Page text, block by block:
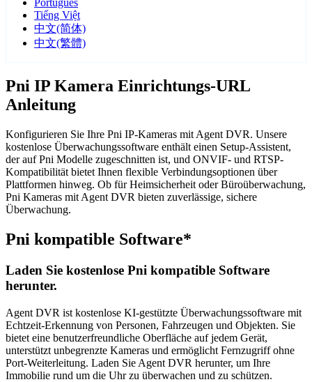
Português
Tiếng Việt
中文(简体)
中文(繁體)
Pni IP Kamera Einrichtungs-URL
Anleitung
Konfigurieren Sie Ihre Pni IP-Kameras mit Agent DVR. Unsere
kostenlose Überwachungssoftware enthält einen Setup-Assistent,
der auf Pni Modelle zugeschnitten ist, und ONVIF- und RTSP-
Kompatibilität bietet Ihnen flexible Verbindungsoptionen über
Plattformen hinweg. Ob für Heimsicherheit oder Büroüberwachung,
Pni Kameras mit Agent DVR bieten zuverlässige, sichere
Überwachung.
Pni kompatible Software*
Laden Sie kostenlose Pni kompatible Software
herunter.
Agent DVR ist kostenlose KI-gestützte Überwachungssoftware mit
Echtzeit-Erkennung von Personen, Fahrzeugen und Objekten. Sie
bietet eine benutzerfreundliche Oberfläche auf jedem Gerät,
unterstützt unbegrenzte Kameras und ermöglicht Fernzugriff ohne
Port-Weiterleitung. Laden Sie Agent DVR herunter, um Ihre
Immobilie rund um die Uhr zu überwachen und zu schützen.